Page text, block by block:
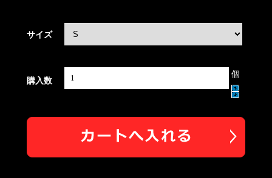
サイズ
購入数
個